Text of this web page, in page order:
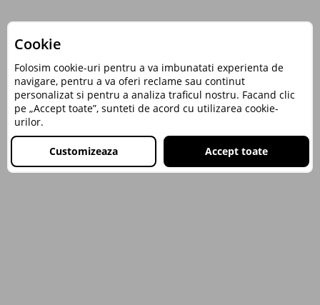
Cookie
Folosim cookie-uri pentru a va imbunatati experienta de
navigare, pentru a va oferi reclame sau continut
personalizat si pentru a analiza traficul nostru. Facand clic
pe „Accept toate”, sunteti de acord cu utilizarea cookie-
urilor.
Customizeaza Accept toate